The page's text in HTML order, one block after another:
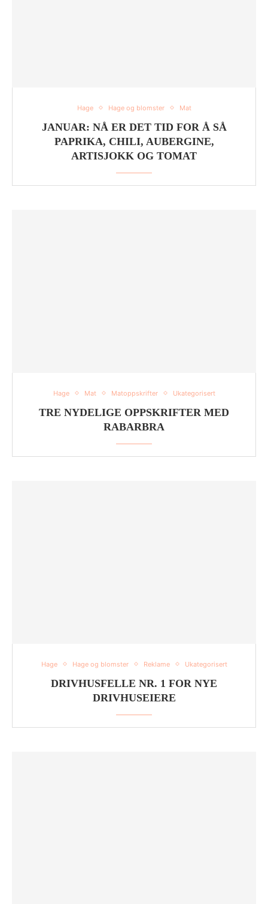
Hage Hage og blomster Mat
JANUAR: NÅ ER DET TID FOR Å SÅ
PAPRIKA, CHILI, AUBERGINE,
ARTISJOKK OG TOMAT
Hage Mat Matoppskrifter Ukategorisert
TRE NYDELIGE OPPSKRIFTER MED
RABARBRA
Hage Hage og blomster Reklame Ukategorisert
DRIVHUSFELLE NR. 1 FOR NYE
DRIVHUSEIERE